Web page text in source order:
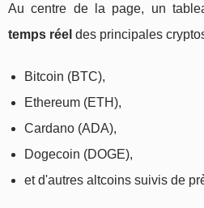
Au centre de la page, un
temps réel des principales
Bitcoin (BTC),
Ethereum (ETH),
Cardano (ADA),
Dogecoin (DOGE),
et d'autres altcoins suivis de